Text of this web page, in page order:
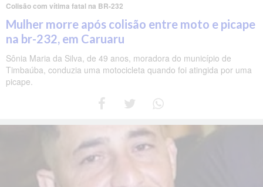
Colisão com vítima fatal na BR-232
Mulher morre após colisão entre moto e picape
na br-232, em Caruaru
Sônia Maria da Silva, de 49 anos, moradora do município de
Timbaúba, conduzia uma motocicleta quando foi atingida por uma
picape.